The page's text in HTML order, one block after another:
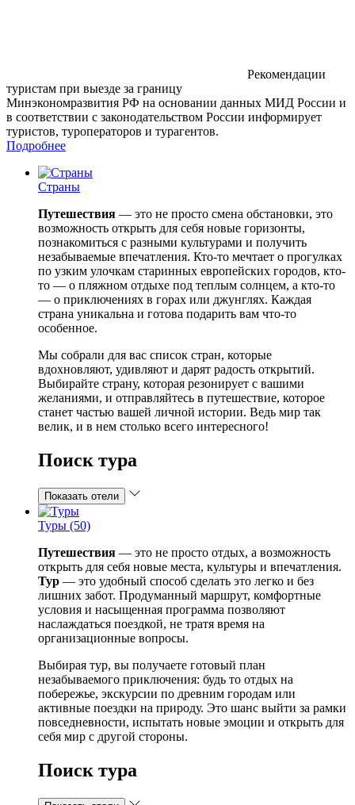
Рекомендации
туристам при выезде за границу
Минэкономразвития РФ на основании данных МИД России и
в соответствии с законодательством России информирует
туристов, туроператоров и турагентов.
Подробнее
Страны
Путешествия — это не просто смена обстановки, это
возможность открыть для себя новые горизонты,
познакомиться с разными культурами и получить
незабываемые впечатления. Кто-то мечтает о прогулках
по узким улочкам старинных европейских городов, кто-
то — о пляжном отдыхе под теплым солнцем, а кто-то
— о приключениях в горах или джунглях. Каждая
страна уникальна и готова подарить вам что-то
особенное.
Мы собрали для вас список стран, которые
вдохновляют, удивляют и дарят радость открытий.
Выбирайте страну, которая резонирует с вашими
желаниями, и отправляйтесь в путешествие, которое
станет частью вашей личной истории. Ведь мир так
велик, и в нем столько всего интересного!
Поиск тура
Показать отели
Туры (50)
Путешествия — это не просто отдых, а возможность
открыть для себя новые места, культуры и впечатления.
Тур — это удобный способ сделать это легко и без
лишних забот. Продуманный маршрут, комфортные
условия и насыщенная программа позволяют
наслаждаться поездкой, не тратя время на
организационные вопросы.
Выбирая тур, вы получаете готовый план
незабываемого приключения: будь то отдых на
побережье, экскурсии по древним городам или
активные поездки на природу. Это шанс выйти за рамки
повседневности, испытать новые эмоции и открыть для
себя мир с другой стороны.
Поиск тура